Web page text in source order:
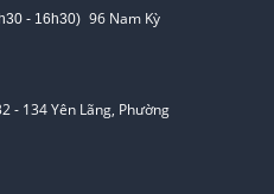
- 16h30) 96 Nam Kỳ
- 134 Yên Lãng, Phường